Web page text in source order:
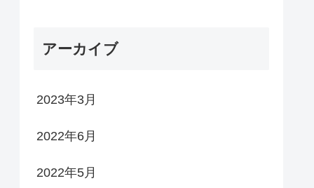
アーカイブ
2023年3月
2022年6月
2022年5月